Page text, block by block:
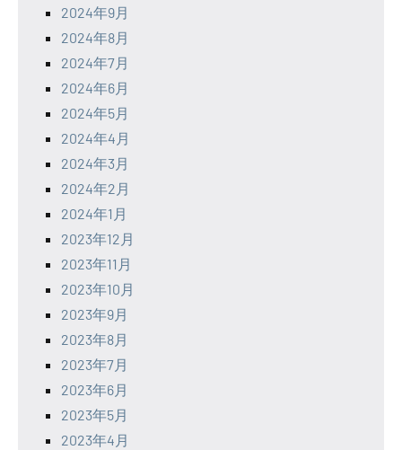
2024年9月
2024年8月
2024年7月
2024年6月
2024年5月
2024年4月
2024年3月
2024年2月
2024年1月
2023年12月
2023年11月
2023年10月
2023年9月
2023年8月
2023年7月
2023年6月
2023年5月
2023年4月